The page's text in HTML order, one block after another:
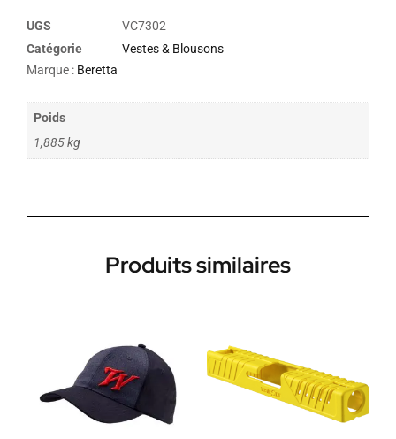
UGS
VC7302
Catégorie
Vestes & Blousons
Marque : Beretta
Poids
1,885 kg
Produits similaires